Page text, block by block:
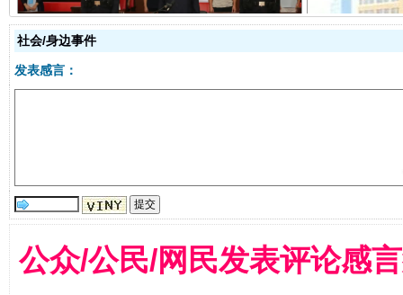
受贿1.44亿！段成刚被判无期 从幼
全民健身五年计划来了！等你上场
社会/身边事件
发表感言：
公众/公民/网民发表评论感